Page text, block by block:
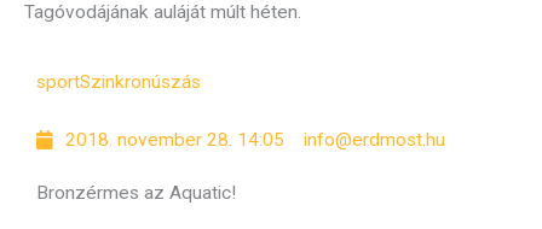
Tagóvodájának auláját múlt héten.
sportSzinkronúszás
2018. november 28. 14:05 info@erdmost.hu
Bronzérmes az Aquatic!